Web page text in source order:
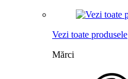
Vezi toate produsele
Mărci